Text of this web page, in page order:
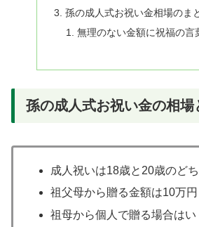
孫の成人式お祝い金相場のま
無理のない金額に祝福の言
孫の成人式お祝い金の相場
成人祝いは18歳と20歳のど
祖父母から贈る金額は10万円
祖母から個人で贈る場合はい